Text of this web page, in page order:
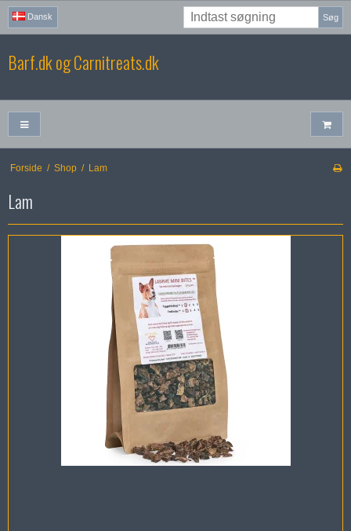
Dansk Søg
Barf.dk og Carnitreats.dk
Forside / Shop / Lam
Lam